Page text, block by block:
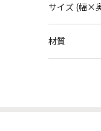
サイズ (幅×
材質